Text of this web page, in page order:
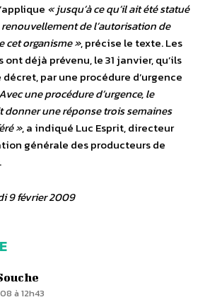
« jusqu’à ce qu’il ait été statué
de l’autorisation de
cet organisme », précise le texte. Les
déjà prévenu, le 31 janvier, qu’ils
par une procédure d’urgence
une procédure d’urgence, le
donner une réponse trois semaines
», a indiqué Luc Esprit, directeur
générale des producteurs de
9 février 2009
à 12h43